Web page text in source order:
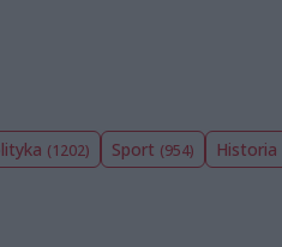
(1202) Sport (954) Historia